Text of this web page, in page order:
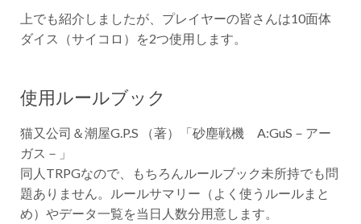
上でも紹介しましたが、プレイヤーの皆さんは10面体
ダイス（サイコロ）を2つ使用します。
使用ルールブック
猫又公司＆潮屋G.P.S （著）「砂塵戦機 A:GuS－アー
ガス－」
同人TRPGなので、もちろんルールブック未所持でも問
題ありません。ルールサマリー（よく使うルールまと
め）やデータ一覧を当日人数分用意します。